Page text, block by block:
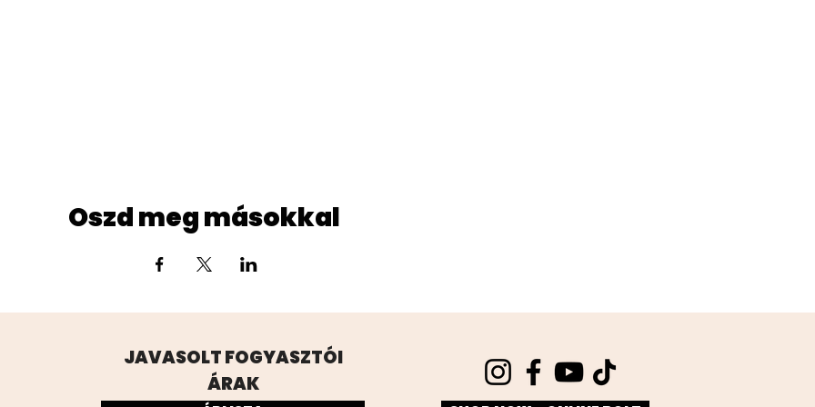
Oszd meg másokkal
JAVASOLT FOGYASZTÓI
ÁRAK